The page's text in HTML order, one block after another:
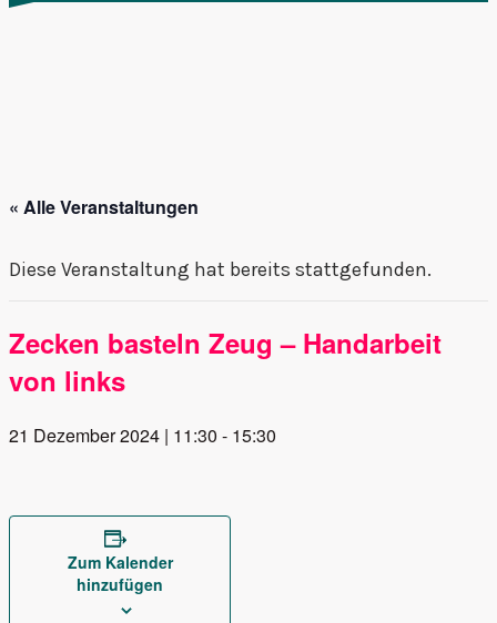
« Alle Veranstaltungen
Diese Veranstaltung hat bereits stattgefunden.
Zecken basteln Zeug – Handarbeit
von links
21 Dezember 2024 | 11:30 - 15:30
Zum Kalender
hinzufügen